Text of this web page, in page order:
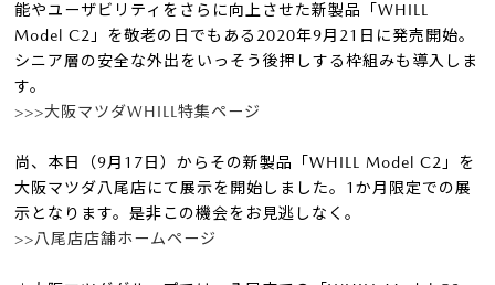
能やユーザビリティをさらに向上させた新製品「WHILL
Model C2」を敬老の日でもある2020年9月21日に発売開始。
シニア層の安全な外出をいっそう後押しする枠組みも導入しま
す。
>>>大阪マツダWHILL特集ページ
尚、本日（9月17日）からその新製品「WHILL Model C2」を
大阪マツダ八尾店にて展示を開始しました。1か月限定での展
示となります。是非この機会をお見逃しなく。
>>八尾店店舗ホームページ